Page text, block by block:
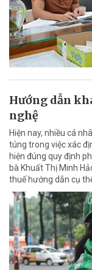
Hướng dẫn
nghệ
Hiện nay, nhiều cá
túng trong việc xác
hiện đúng quy định
bà Khuất Thị Minh
thuế hướng dẫn cụ